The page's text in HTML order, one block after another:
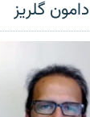
گلریز